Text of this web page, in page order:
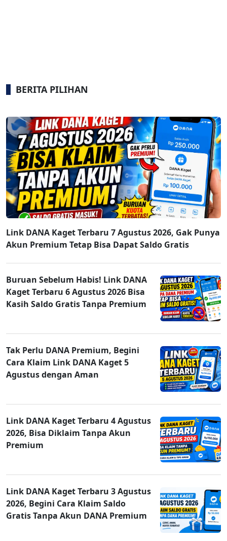
BERITA PILIHAN
Link DANA Kaget Terbaru 7 Agustus 2026, Gak Punya
Akun Premium Tetap Bisa Dapat Saldo Gratis
Buruan Sebelum Habis! Link DANA
Kaget Terbaru 6 Agustus 2026 Bisa
Kasih Saldo Gratis Tanpa Premium
Tak Perlu DANA Premium, Begini
Cara Klaim Link DANA Kaget 5
Agustus dengan Aman
Link DANA Kaget Terbaru 4 Agustus
2026, Bisa Diklaim Tanpa Akun
Premium
Link DANA Kaget Terbaru 3 Agustus
2026, Begini Cara Klaim Saldo
Gratis Tanpa Akun DANA Premium